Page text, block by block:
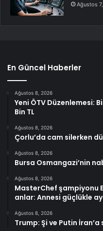
Ağustos
En Güncel Haberler
Ağustos 8, 2026
Yeni ÖTV Düzenlemesi:
Bin TL
Ağustos 8, 2026
Çorlu’da cam silerken
Ağustos 8, 2026
Bursa Osmangazi’nin
Ağustos 8, 2026
MasterChef şampiyonu
anlar: Annesi güçlükle
Ağustos 8, 2026
Trump: Şi ve Putin